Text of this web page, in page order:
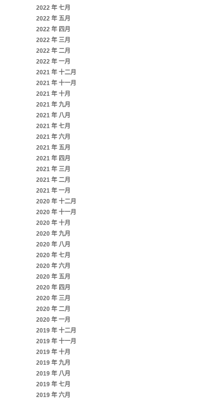
2022 年 七月
2022 年 五月
2022 年 四月
2022 年 三月
2022 年 二月
2022 年 一月
2021 年 十二月
2021 年 十一月
2021 年 十月
2021 年 九月
2021 年 八月
2021 年 七月
2021 年 六月
2021 年 五月
2021 年 四月
2021 年 三月
2021 年 二月
2021 年 一月
2020 年 十二月
2020 年 十一月
2020 年 十月
2020 年 九月
2020 年 八月
2020 年 七月
2020 年 六月
2020 年 五月
2020 年 四月
2020 年 三月
2020 年 二月
2020 年 一月
2019 年 十二月
2019 年 十一月
2019 年 十月
2019 年 九月
2019 年 八月
2019 年 七月
2019 年 六月